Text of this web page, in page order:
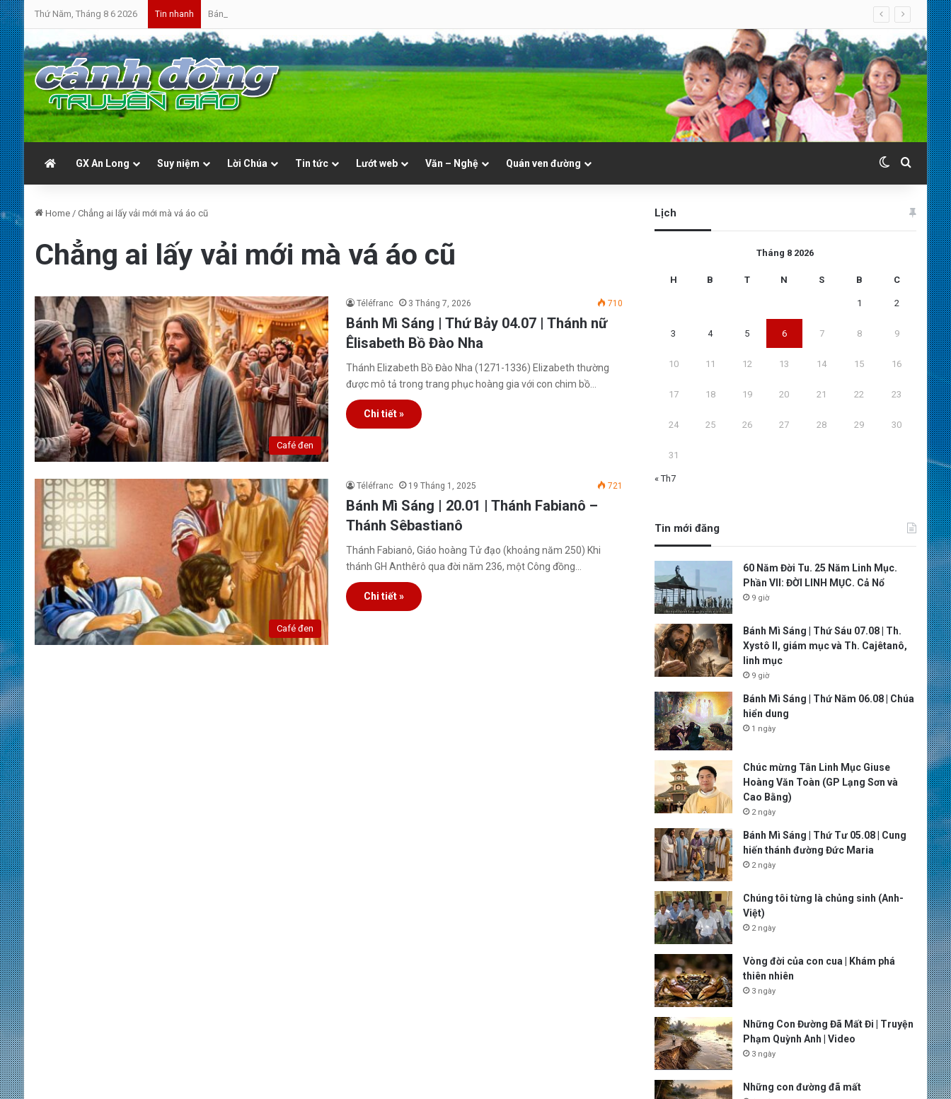
Thứ Năm, Tháng 8 6 2026 Tin nhanh Bánh Mì Sáng | Thứ Sáu 07.08 | Th. Xystô II, giám mục và Th. Cajêtanô, linh mục
GX An Long Suy niệm Lời Chúa Tin tức Lướt web Văn – Nghệ Quán ven đường Switch skin
Search
Home / Chẳng ai lấy vải mới mà vá áo cũ
Chẳng ai lấy vải mới mà vá áo cũ
Café đen
Téléfranc 3 Tháng 7, 2026 710
Bánh Mì Sáng | Thứ Bảy 04.07 | Thánh nữ
Êlisabeth Bồ Đào Nha
Thánh Elizabeth Bồ Đào Nha (1271-1336) Elizabeth thường
được mô tả trong trang phục hoàng gia với con chim bồ…
Chi tiết »
Café đen
Téléfranc 19 Tháng 1, 2025 721
Bánh Mì Sáng | 20.01 | Thánh Fabianô –
Thánh Sêbastianô
Thánh Fabianô, Giáo hoàng Tử đạo (khoảng năm 250) Khi
thánh GH Anthêrô qua đời năm 236, một Công đồng…
Chi tiết »
Lịch
Tháng 8 2026
H B T N S B C
1 2
3 4 5 6 7 8 9
10 11 12 13 14 15 16
17 18 19 20 21 22 23
24 25 26 27 28 29 30
31
« Th7
Tin mới đăng
60 Năm Đời Tu. 25 Năm Linh Mục.
Phần VII: ĐỜI LINH MỤC. Cả Nổ
9 giờ
Bánh Mì Sáng | Thứ Sáu 07.08 | Th.
Xystô II, giám mục và Th. Cajêtanô,
linh mục
9 giờ
Bánh Mì Sáng | Thứ Năm 06.08 | Chúa
hiển dung
1 ngày
Chúc mừng Tân Linh Mục Giuse
Hoàng Văn Toàn (GP Lạng Sơn và
Cao Bằng)
2 ngày
Bánh Mì Sáng | Thứ Tư 05.08 | Cung
hiến thánh đường Đức Maria
2 ngày
Chúng tôi từng là chủng sinh (Anh-
Việt)
2 ngày
Vòng đời của con cua | Khám phá
thiên nhiên
3 ngày
Những Con Đường Đã Mất Đi | Truyện
Phạm Quỳnh Anh | Video
3 ngày
Những con đường đã mất